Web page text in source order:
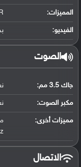
المميزات:
الفيديو:
الصوت
جاك 3.5 مم:
مكبر الصوت:
مميزات أخرى:
الاتصال